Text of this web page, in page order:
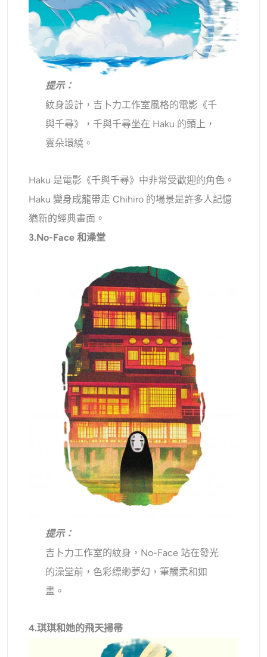
提示：
紋身設計，吉卜力工作室風格的電影《千
與千尋》，千與千尋坐在 Haku 的頭上，
雲朵環繞。
Haku 是電影《千與千尋》中非常受歡迎的角色。
Haku 變身成龍帶走 Chihiro 的場景是許多人記憶
猶新的經典畫面。
3.No-Face 和澡堂
提示：
吉卜力工作室的紋身，No-Face 站在發光
的澡堂前，色彩缥缈夢幻，筆觸柔和如
畫。
4.琪琪和她的飛天掃帚